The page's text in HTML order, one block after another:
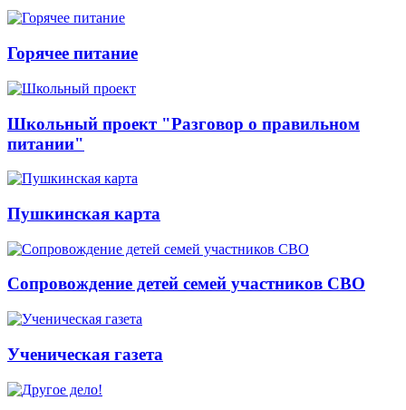
Горячее питание
Школьный проект "Разговор о правильном
питании"
Пушкинская карта
Сопровождение детей семей участников СВО
Ученическая газета